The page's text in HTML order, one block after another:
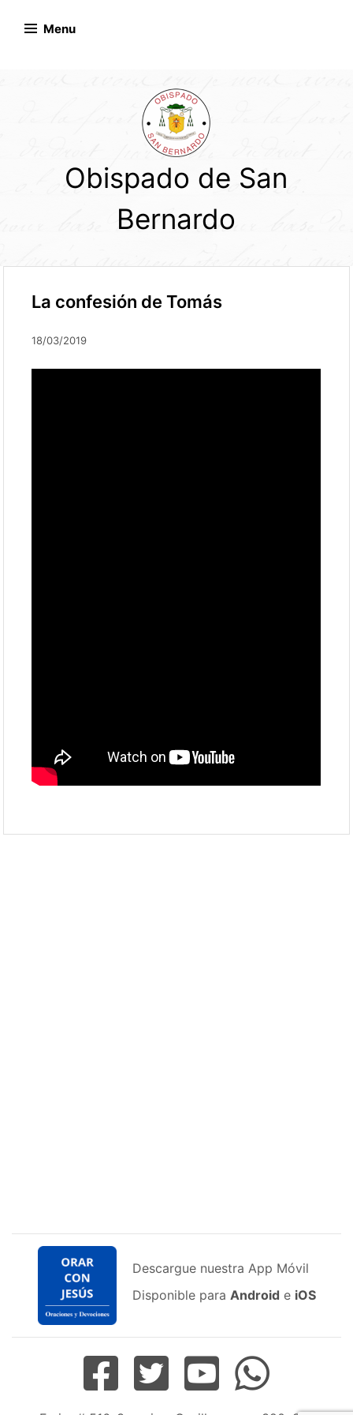
Menu
Obispado de San
Bernardo
La confesión de Tomás
18/03/2019
Descargue nuestra App Móvil
Disponible para Android e iOS